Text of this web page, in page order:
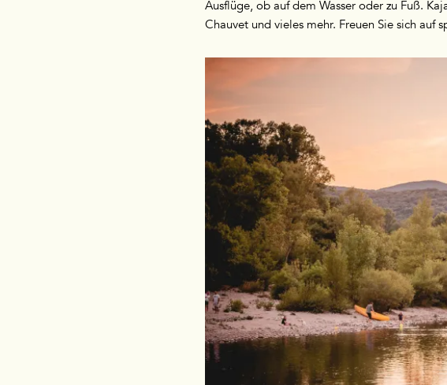
Ausflüge, ob auf dem Wasser oder zu Fuß.
Chauvet und vieles mehr. Freuen Sie sich auf